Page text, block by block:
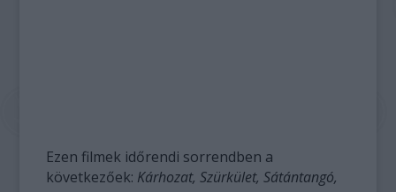
Ezen filmek időrendi sorrendben a
következőek: Kárhozat, Szürkület, Sátántangó,